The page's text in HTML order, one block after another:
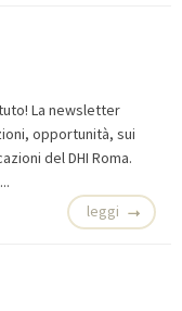
La newsletter
opportunità, sui
del DHI Roma.
leggi